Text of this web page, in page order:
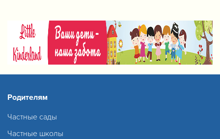
Родителям
Частные сады
Частные школы